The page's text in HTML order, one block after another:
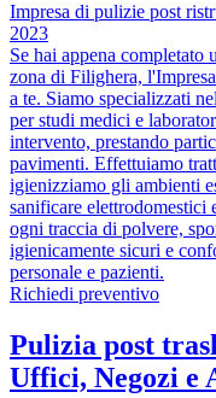
Impresa di pulizie post
2023
Se hai appena completato
zona di Filighera,
a te. Siamo specializzati
per studi medici e
intervento, prestando
pavimenti. Effettuiamo
igienizziamo gli ambienti
sanificare
ogni traccia di polvere,
igienicamente sicuri e
personale e pazienti.
Richiedi preventivo
Pulizia post
Uffici, Negozi e